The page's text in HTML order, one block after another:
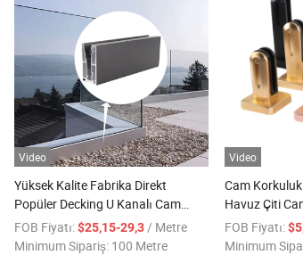
Video
Yüksek Kalite Fabrika Direkt
Popüler Decking U Kanalı Cam
Korkuluk Sistemi için
FOB Fiyatı:$25,15-29,3 / Metre
Minimum Sipariş: 100 Metre
Video
Cam
Havuz Çiti
Sistemi için
FOB Fiyatı:
Minimum